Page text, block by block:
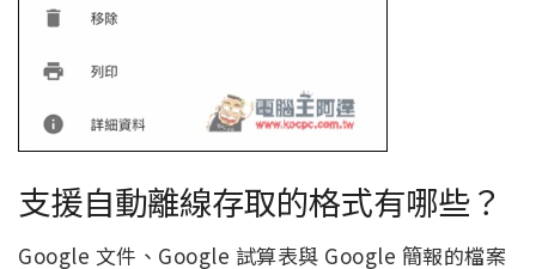
支援自動離線存取的格式有哪些？
Google 文件、Google 試算表與 Google 簡報的檔案